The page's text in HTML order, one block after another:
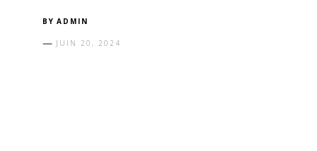
BY ADMIN
JUIN 20, 2024